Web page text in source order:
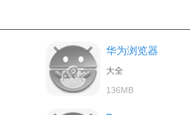
华为浏览器
大全
136MB